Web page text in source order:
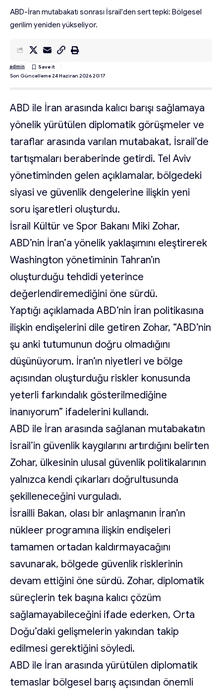
ABD-İran mutabakatı sonrası İsrail'den sert tepki: Bölgesel
gerilim yeniden yükseliyor.
Son Güncelleme 24 Haziran 2026 20:17
admin
ABD ile İran arasında kalıcı barışı sağlamaya
yönelik yürütülen diplomatik görüşmeler ve
taraflar arasında varılan mutabakat, İsrail’de
tartışmaları beraberinde getirdi. Tel Aviv
yönetiminden gelen açıklamalar, bölgedeki
siyasi ve güvenlik dengelerine ilişkin yeni
soru işaretleri oluşturdu.
İsrail Kültür ve Spor Bakanı Miki Zohar,
ABD’nin İran’a yönelik yaklaşımını eleştirerek
Washington yönetiminin Tahran’ın
oluşturduğu tehdidi yeterince
değerlendiremediğini öne sürdü.
Yaptığı açıklamada ABD’nin İran politikasına
ilişkin endişelerini dile getiren Zohar, “ABD’nin
şu anki tutumunun doğru olmadığını
düşünüyorum. İran’ın niyetleri ve bölge
açısından oluşturduğu riskler konusunda
yeterli farkındalık gösterilmediğine
inanıyorum” ifadelerini kullandı.
ABD ile İran arasında sağlanan mutabakatın
İsrail’in güvenlik kaygılarını artırdığını belirten
Zohar, ülkesinin ulusal güvenlik politikalarının
yalnızca kendi çıkarları doğrultusunda
şekilleneceğini vurguladı.
İsrailli Bakan, olası bir anlaşmanın İran’ın
nükleer programına ilişkin endişeleri
tamamen ortadan kaldırmayacağını
savunarak, bölgede güvenlik risklerinin
devam ettiğini öne sürdü. Zohar, diplomatik
süreçlerin tek başına kalıcı çözüm
sağlamayabileceğini ifade ederken, Orta
Doğu’daki gelişmelerin yakından takip
edilmesi gerektiğini söyledi.
ABD ile İran arasında yürütülen diplomatik
temaslar bölgesel barış açısından önemli